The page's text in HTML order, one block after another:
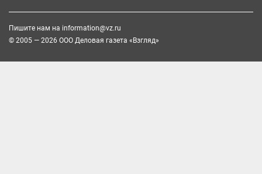
Пишите нам на information@vz.ru
© 2005 — 2026 ООО Деловая газета «Взгляд»